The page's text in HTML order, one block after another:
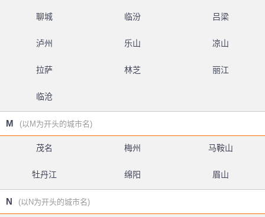
聊城 临汾 吕梁
泸州 乐山 凉山
拉萨 林芝 丽江
临沧
M (以M为开头的城市名)
茂名 梅州 马鞍山
牡丹江 绵阳 眉山
N (以N为开头的城市名)